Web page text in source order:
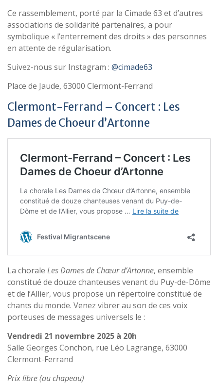
Ce rassemblement, porté par la Cimade 63 et d’autres
associations de solidarité partenaires, a pour
symbolique « l’enterrement des droits » des personnes
en attente de régularisation.
Suivez-nous sur Instagram : @cimade63
Place de Jaude, 63000 Clermont-Ferrand
Clermont-Ferrand – Concert : Les
Dames de Choeur d’Artonne
La chorale Les Dames de Chœur d’Artonne, ensemble
constitué de douze chanteuses venant du Puy-de-Dôme
et de l’Allier, vous propose un répertoire constitué de
chants du monde. Venez vibrer au son de ces voix
porteuses de messages universels le :
Vendredi 21 novembre 2025 à 20h
Salle Georges Conchon, rue Léo Lagrange, 63000
Clermont-Ferrand
Prix libre (au chapeau)